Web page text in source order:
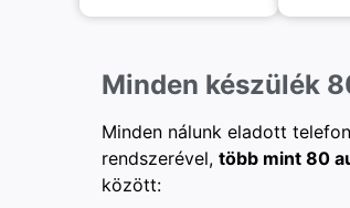
Minden készülék
Minden nálunk eladott
rendszerével, több mint 80
között: